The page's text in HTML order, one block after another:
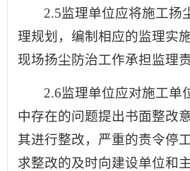
2.5监理单位应将施工扬
理规划，编制相应的监理实
现场扬尘防治工作承担监理责
2.6监理单位应对施工单
中存在的问题提出书面整改
其进行整改，严重的责令停
求整改的及时向建设单位和